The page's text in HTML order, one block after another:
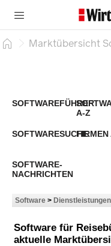
Marktübersicht
SOFTWAREFÜHRER
A-Z
SOFTWARESUCHEFIRMEN
SOFTWARE-
NACHRICHTEN
Software > Dienstleistungen
Software für
aktuelle